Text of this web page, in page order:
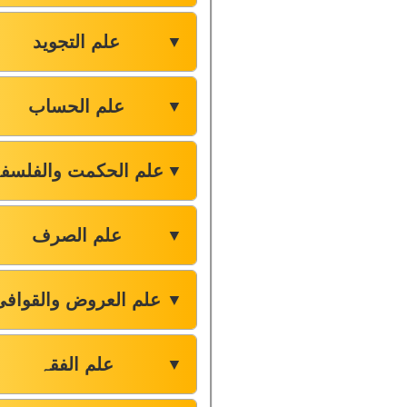
علم التجوید ▼
علم الحساب ▼
علم الحکمت ▼
علم الصرف ▼
علم العروض ▼
علم الفقہ ▼